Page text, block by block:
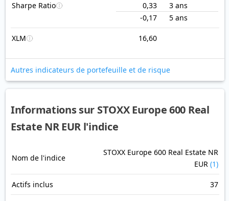
Sharpe Ratio
0,33
3 ans
-0,17
5 ans
XLM 16,60
Autres indicateurs de portefeuille et de risque
Informations sur STOXX Europe 600 Real
Estate NR EUR l'indice
Nom de l'indice
STOXX Europe 600 Real Estate NR
EUR (1)
Actifs inclus 37